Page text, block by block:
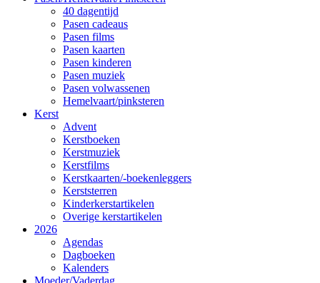
40 dagentijd
Pasen cadeaus
Pasen films
Pasen kaarten
Pasen kinderen
Pasen muziek
Pasen volwassenen
Hemelvaart/pinksteren
Kerst
Advent
Kerstboeken
Kerstmuziek
Kerstfilms
Kerstkaarten/-boekenleggers
Kerststerren
Kinderkerstartikelen
Overige kerstartikelen
2026
Agendas
Dagboeken
Kalenders
Moeder/Vaderdag